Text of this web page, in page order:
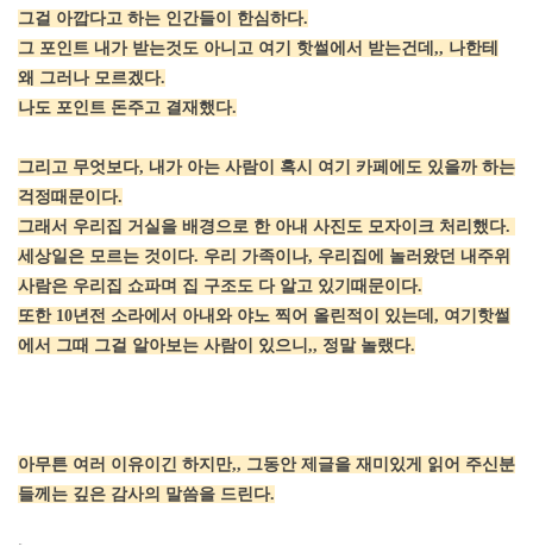
그걸 아깝다고 하는 인간들이 한심하다.
그 포인트 내가 받는것도 아니고 여기 핫썰에서 받는건데,, 나한테
왜 그러나 모르겠다.
나도 포인트 돈주고 결재했다.
그리고 무엇보다, 내가 아는 사람이 혹시 여기 카페에도 있을까 하는
걱정때문이다.
그래서 우리집 거실을 배경으로 한 아내 사진도 모자이크 처리했다.
세상일은 모르는 것이다. 우리 가족이나, 우리집에 놀러왔던 내주위
사람은 우리집 쇼파며 집 구조도 다 알고 있기때문이다.
또한 10년전 소라에서 아내와 야노 찍어 올린적이 있는데, 여기핫썰
에서 그때 그걸 알아보는 사람이 있으니,, 정말 놀랬다.
아무튼 여러 이유이긴 하지만,, 그동안 제글을 재미있게 읽어 주신분
들께는 깊은 감사의 말씀을 드린다.